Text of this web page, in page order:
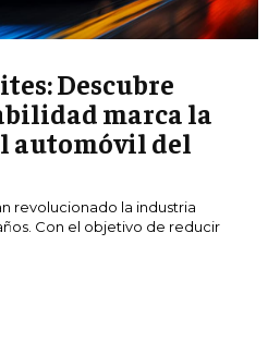
Descubre
marca la
automóvil del
revolucionado la industria
Con el objetivo de reducir